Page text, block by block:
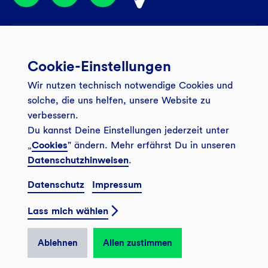
Banking App
Service
Onlinebanking Login
Sicheres Banking
FAQ
Kontakt
Newsletter
GLS Bank Magazin
Unsere Angebote
Girokonto
Mitgliederkonto
Tagesgeldkonto
Finanzieren
Investieren
Wo wirkt die GLS?
Weitersagen
Veranstaltungen
Filiale finden
Presse
Karriere
Kundenmagazin Bankspiegel
Sozial-ökologisch seit 1974
© 2026 GLS Gemeinschaftsbank eG
Vertrag widerrufen
Cookie-Einstellungen
Wir nutzen technisch notwendige Cookies und
solche, die uns helfen, unsere Website zu
verbessern.
Du kannst Deine Einstellungen jederzeit unter
„Cookies" ändern. Mehr erfährst Du in unseren
Datenschutzhinweisen.
Datenschutz Impressum
Lass mich wählen
Ablehnen Allen zustimmen